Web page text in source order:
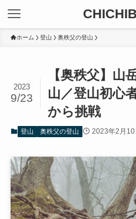
ホーム 登山 奥秩父の登山
【奥秩父】山
山／登山初心
から挑戦
2023
9/23
登山 奥秩父の登山 2023年2月10